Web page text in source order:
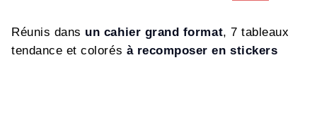
Réunis dans un cahier grand format, 7 tableaux
tendance et colorés à recomposer en stickers